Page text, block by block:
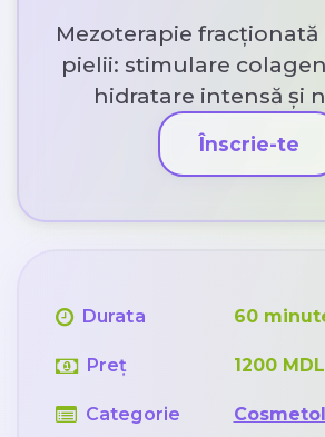
Mezoterapie
pielii: stimulare
hidratare intensă și
Înscrie-te
Durata 60
Preț 1200 MDL
Categorie